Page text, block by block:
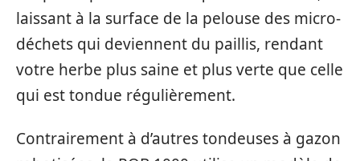
laissant à la surface de la pelouse des micro-
déchets qui deviennent du paillis, rendant
votre herbe plus saine et plus verte que celle
qui est tondue régulièrement.
Contrairement à d’autres tondeuses à gazon